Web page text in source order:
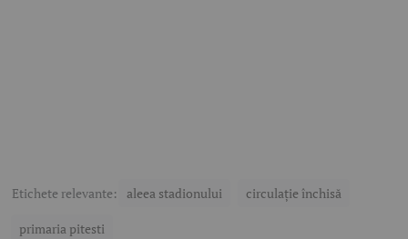
Etichete relevante: aleea stadionului circulație închisă
primaria pitesti